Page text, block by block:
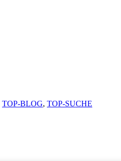
TOP-BLOG, TOP-SUCHE